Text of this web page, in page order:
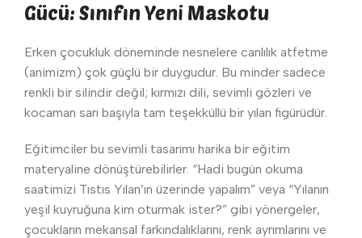
Gücü: Sınıfın Yeni Maskotu
Erken çocukluk döneminde nesnelere canlılık atfetme
(animizm) çok güçlü bir duygudur. Bu minder sadece
renkli bir silindir değil; kırmızı dili, sevimli gözleri ve
kocaman sarı başıyla tam teşekküllü bir yılan figürüdür.
Eğitimciler bu sevimli tasarımı harika bir eğitim
materyaline dönüştürebilirler. “Hadi bugün okuma
saatimizi Tıstıs Yılan’ın üzerinde yapalım” veya “Yılanın
yeşil kuyruğuna kim oturmak ister?” gibi yönergeler,
çocukların mekansal farkındalıklarını, renk ayrımlarını ve